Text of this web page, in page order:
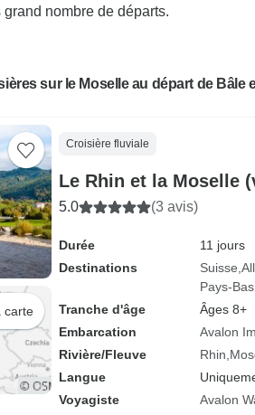
nombre de départs.
sur le Moselle au départ de Bâle
carte
Croisière fluviale
Le Rhin et la Moselle
5.0 (3 avis)
Durée
11 jours
Destinations
Suisse
Pays-Bas
Tranche d'âge
Âges 8+
Embarcation
Avalon
Rivière/Fleuve
Rhin
Langue
Voyagiste
Avalon